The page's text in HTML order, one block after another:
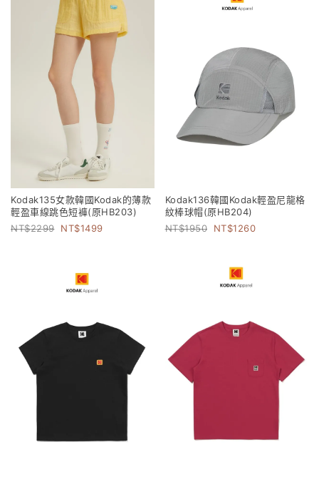
Kodak135女款韓國Kodak的薄款
輕盈車線跳色短褲(原HB203)
2299
1499
Kodak136韓國Kodak輕盈尼龍格
紋棒球帽(原HB204)
1950
1260